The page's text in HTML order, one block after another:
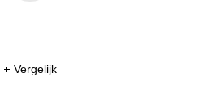
Vergelijk